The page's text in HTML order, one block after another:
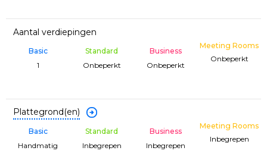
Aantal verdiepingen
Basic
1
Standard
Onbeperkt
Business
Onbeperkt
Meeting Rooms
Onbeperkt
Plattegrond(en)
Basic
Handmatig
Standard
Inbegrepen
Business
Inbegrepen
Meeting Rooms
Inbegrepen